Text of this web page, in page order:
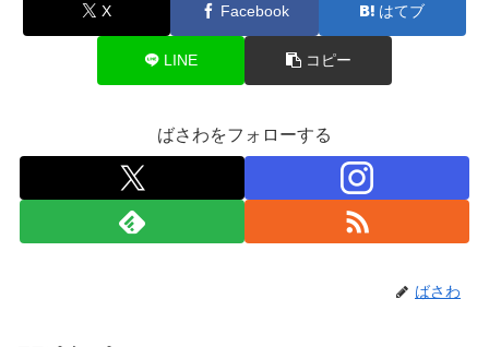
X Facebook はてブ
LINE コピー
ばさわをフォローする
ばさわ